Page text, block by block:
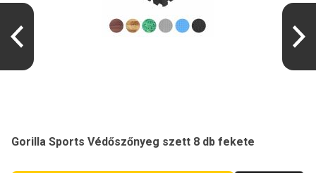
Gorilla Sports Védőszőnyeg szett 8 db fekete